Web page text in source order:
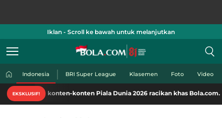
Iklan - Scroll ke bawah untuk melanjutkan
Indonesia BRI Super League Klasemen Foto Video
EKSKLUSIF!
konten-konten Piala Dunia 2026 racikan khas Bola.com. Klik di sini!